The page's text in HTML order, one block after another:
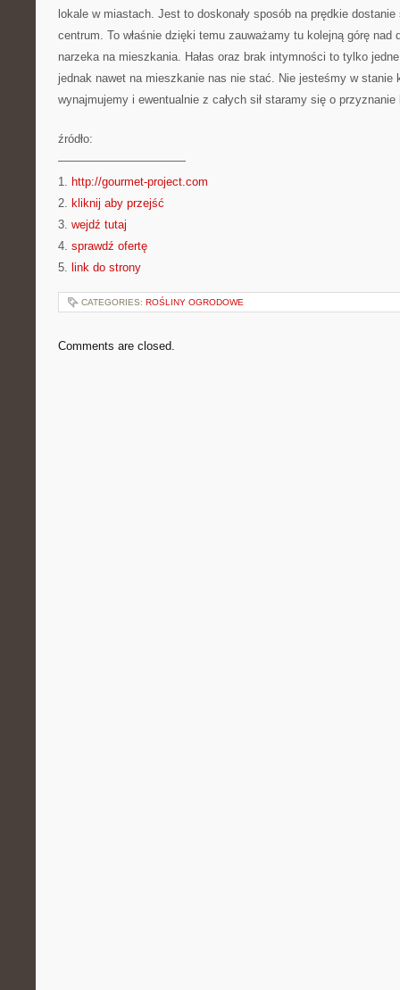
lokale w miastach. Jest to doskonały sposób na prędkie
centrum. To właśnie dzięki temu zauważamy tu kolejną górę
narzeka na mieszkania. Hałas oraz brak intymności to tylko
jednak nawet na mieszkanie nas nie stać. Nie jesteśmy w stanie
wynajmujemy i ewentualnie z całych sił staramy się o
źródło:
———————————
1. http://gourmet-project.com
2. kliknij aby przejść
3. wejdź tutaj
4. sprawdź ofertę
5. link do strony
CATEGORIES: ROŚLINY OGRODOWE
Comments are closed.